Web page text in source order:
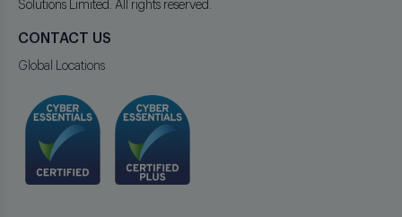
Solutions Limited. All rights reserved.
CONTACT US
Global Locations